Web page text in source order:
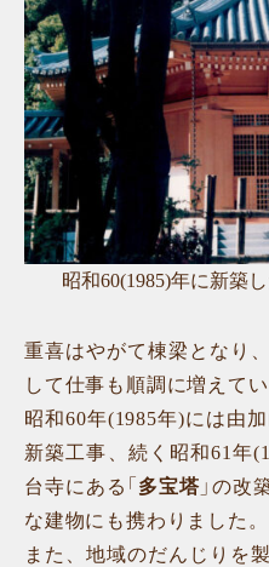
昭和60(1985)年に新築
重喜はやがて棟梁となり
して仕事も順調に増えてい
昭和60年(1985年)には由加
新築工事、続く昭和61年
台寺にある「 多宝塔」の改
な建物にも携わりました。
また、地域のだんじりを